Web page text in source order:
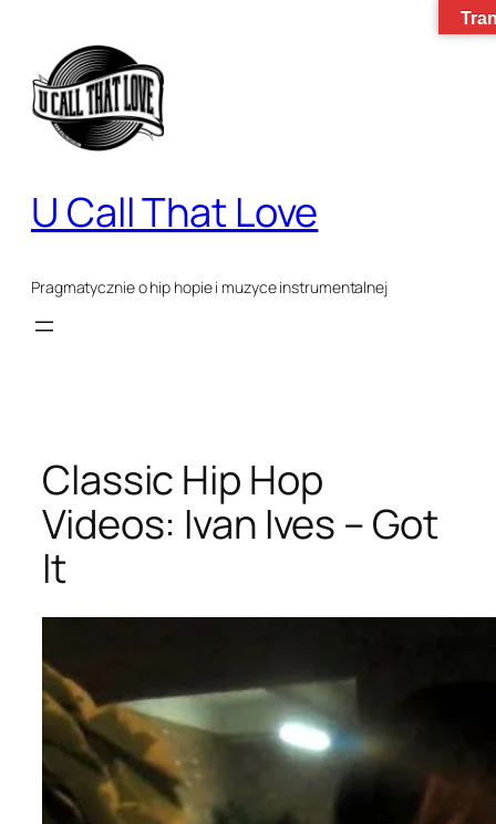
treści
U Call That Love
Pragmatycznie o hip hopie i muzyce instrumentalnej
Classic Hip Hop
Videos: Ivan Ives – Got
It